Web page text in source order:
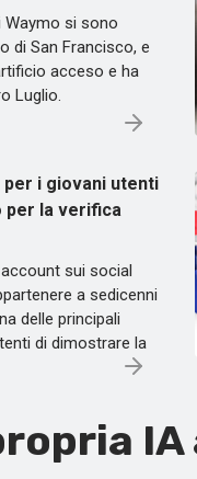
si sono
di San Francisco, e
acceso e ha
Luglio.
i giovani utenti
per la verifica
sui social
a sedicenni
delle principali
di dimostrare la
IA